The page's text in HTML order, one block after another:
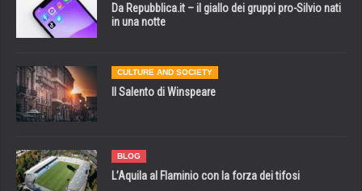
Da Repubblica.it – il giallo dei gruppi pro-Silvio nati
in una notte
CULTURE AND SOCIETY
Il Salento di Winspeare
BLOG
L’Aquila al Flaminio con la forza dei tifosi